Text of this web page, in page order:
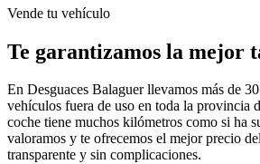
Vende tu vehículo
Te garantizamos la mejor
En Desguaces Balaguerllevamos más de
vehículos fuera de uso en toda la provincia
coche tiene muchos kilómetros como si ha
valoramos y te ofrecemos el mejor precio
transparente y sin complicaciones.